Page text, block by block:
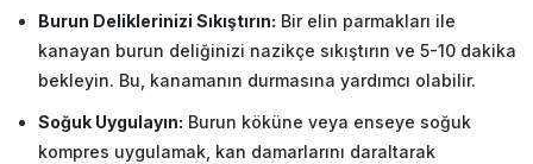
Burun Deliklerinizi Sıkıştırın: Bir elin parmakları ile
kanayan burun deliğinizi nazikçe sıkıştırın ve 5-10 dakika
bekleyin. Bu, kanamanın durmasına yardımcı olabilir.
Soğuk Uygulayın: Burun köküne veya enseye soğuk
kompres uygulamak, kan damarlarını daraltarak